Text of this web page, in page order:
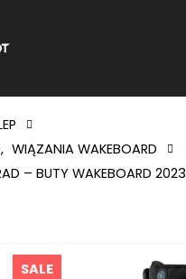
, WIĄZANIA WAKEBOARD
– BUTY WAKEBOARD 2023
SALE